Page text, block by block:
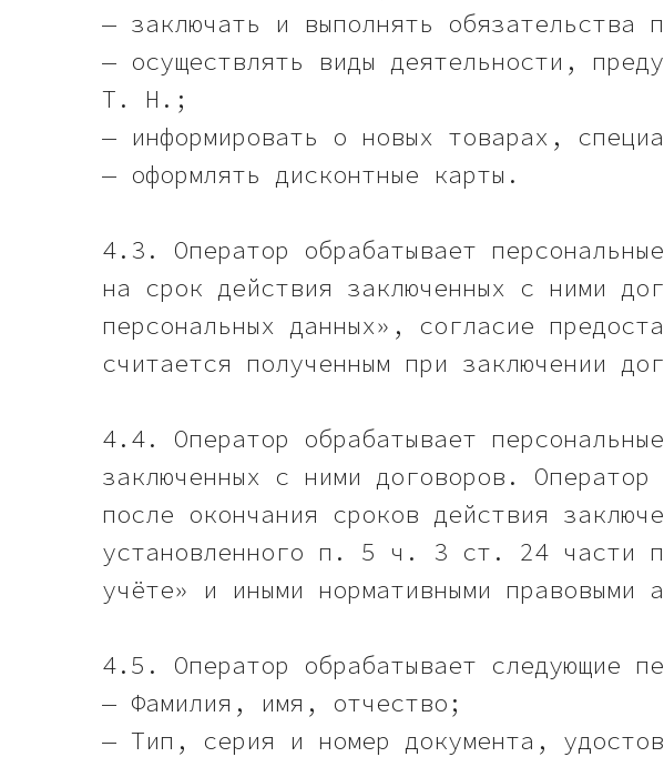
— заключать и выполнять обязательства
— осуществлять виды деятельности,
Т. Н.;
— информировать о новых товарах,
— оформлять дисконтные карты.
4.3. Оператор обрабатывает
на срок действия заключенных с ними
персональных данных», согласие
считается полученным при заключении
4.4. Оператор обрабатывает
заключенных с ними договоров. Оператор
после окончания сроков действия
установленного п. 5 ч. 3 ст. 24 части
учёте» и иными нормативными правовыми
4.5. Оператор обрабатывает следующие
— Фамилия, имя, отчество;
— Тип, серия и номер документа,